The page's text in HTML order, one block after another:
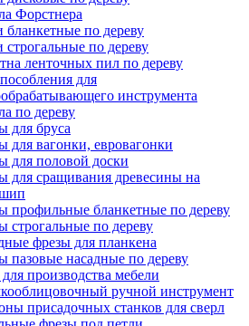
Форстнера
по дереву
по дереву
ленточных пил по дереву
для
инструмента
по дереву
для бруса
для вагонки, евровагонки
для половой доски
для сращивания древесины на
профильные бланкетные по дереву
строгальные по дереву
фрезы для планкена
пазовые насадные по дереву
производства мебели
ручной инструмент
присадочных станков для сверл